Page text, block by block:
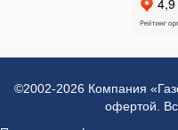
©2002-2026 Компания
офертой.